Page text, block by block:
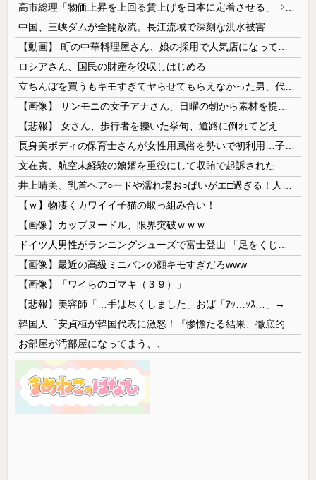
中国、三峡ダムが全開放流。長江流域で深刻な洪水被害
ロシアさん、国民の財産を没収しはじめる
文在寅、航空未経験の娘婿を重役にして収賄で起訴された
【ｗ】物凄くカワイイ子猫の取っ組み合い！
【画像】カップヌードル、限界突破ｗｗｗ
【画像】最近の高級ミニバンの顔キモすぎだろwww
【画像】「ワイらのゴマキ（３９）」
【悲報】美容師「…手は尽くしました」おば「ｱｯ…ｯｽ…」→
お部屋が汚部屋になってまう、、